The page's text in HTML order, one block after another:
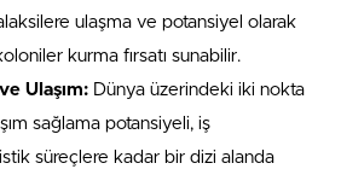
ulaşma ve potansiyel olarak
kurma fırsatı sunabilir.
Ulaşım: Dünya üzerindeki iki nokta
sağlama potansiyeli, iş
süreçlere kadar bir dizi alanda